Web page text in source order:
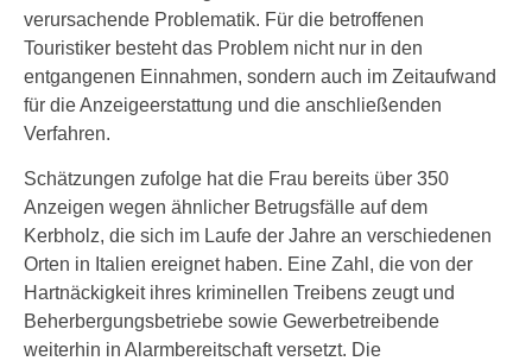
verursachende Problematik. Für die betroffenen
Touristiker besteht das Problem nicht nur in den
entgangenen Einnahmen, sondern auch im Zeitaufwand
für die Anzeigeerstattung und die anschließenden
Verfahren.
Schätzungen zufolge hat die Frau bereits über 350
Anzeigen wegen ähnlicher Betrugsfälle auf dem
Kerbholz, die sich im Laufe der Jahre an verschiedenen
Orten in Italien ereignet haben. Eine Zahl, die von der
Hartnäckigkeit ihres kriminellen Treibens zeugt und
Beherbergungsbetriebe sowie Gewerbetreibende
weiterhin in Alarmbereitschaft versetzt. Die